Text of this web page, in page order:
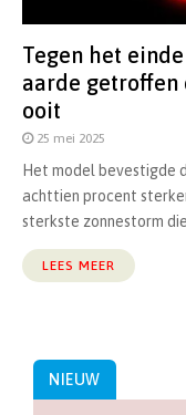
Tegen het
aarde getroffen
ooit
25 mei 2025
Het model bevestigde
achttien procent
sterkste zonnestorm die
LEES MEER
NIEUW